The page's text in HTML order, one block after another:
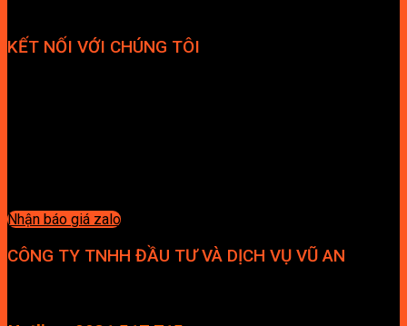
KẾT NỐI VỚI CHÚNG TÔI
Nhận báo giá zalo
CÔNG TY TNHH ĐẦU TƯ VÀ DỊCH VỤ VŨ AN